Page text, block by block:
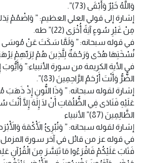
وَاللَّهُ خَيْرٌ وَأَبْقَى (73)”.
إشارة إلى قولي العلي العظيم: ” وَاضْمُمْ
مِنْ غَيْرِ سُوءٍ آيَةً أُخْرَى (22)” طه.
في قوله سبحانه: ” وَلَمَّا سَكَتَ عَنْ مُوسَى
نُسْخَتِهَا هُدًى وَرَحْمَةٌ لِلَّذِينَ هُمْ لِرَبِّهِمْ
في الأية الكريمة من سورة الأنبياء:”
الضُّرُّ وَأَنْتَ أَرْحَمُ الرَّاحِمِينَ (83)”.
إشارة لقوله سبحانه: ” وَذَا النُّونِ إِذْ
عَلَيْهِ فَنَادَى فِي الظُّلُمَاتِ أَنْ لَا إِلَهَ إِلَّا
الظَّالِمِينَ (87)” الأنبياء
إشارة لقوله سبحانه: ” وَتُبْرِئُ الْأَكْمَهَ وَالْأَبْرَصَ بِإِذْنِي
في قوله عز من قائل في آخر سورة
فَتَابَ عَلَيْكُمْ فَاقْرَءُوا مَا تَيَسَّرَ مِنَ الْقُرْآنِ